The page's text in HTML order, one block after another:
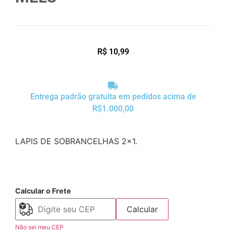
R$10,99
Entrega padrão gratuita em pedidos acima de
R$1.000,00
LAPIS DE SOBRANCELHAS 2×1.
Calcular o Frete
Calcular
Não sei meu CEP